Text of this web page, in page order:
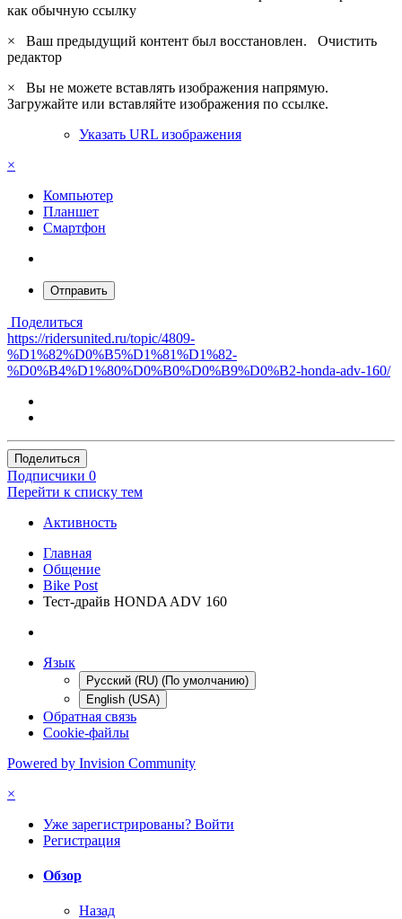
как обычную ссылку
×
Ваш предыдущий контент был восстановлен. Очистить
редактор
×
Вы не можете вставлять изображения напрямую.
Загружайте или вставляйте изображения по ссылке.
Указать URL изображения
×
Компьютер
Планшет
Смартфон
Отправить
Поделиться
https://ridersunited.ru/topic/4809-
%D1%82%D0%B5%D1%81%D1%82-
%D0%B4%D1%80%D0%B0%D0%B9%D0%B2-honda-adv-160/
Поделиться
Подписчики 0
Перейти к списку тем
Активность
Главная
Общение
Bike Post
Тест-драйв HONDA ADV 160
Язык
Русский (RU) (По умолчанию)
English (USA)
Обратная связь
Cookie-файлы
Powered by Invision Community
×
Уже зарегистрированы? Войти
Регистрация
Обзор
Назад